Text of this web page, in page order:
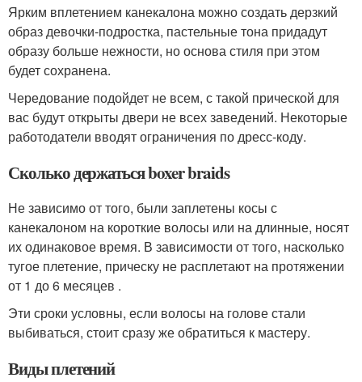
Ярким вплетением канекалона можно создать дерзкий
образ девочки-подростка, пастельные тона придадут
образу больше нежности, но основа стиля при этом
будет сохранена.
Чередование подойдет не всем, с такой прической для
вас будут открыты двери не всех заведений. Некоторые
работодатели вводят ограничения по дресс-коду.
Сколько держаться boxer braids
Не зависимо от того, были заплетены косы с
канекалоном на короткие волосы или на длинные, носят
их одинаковое время. В зависимости от того, насколько
тугое плетение, прическу не расплетают на протяжении
от 1 до 6 месяцев .
Эти сроки условны, если волосы на голове стали
выбиваться, стоит сразу же обратиться к мастеру.
Виды плетений